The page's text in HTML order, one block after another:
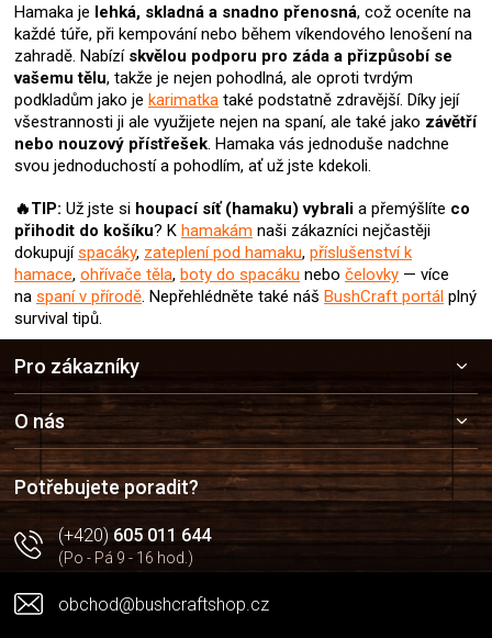
y
v
ý
p
i
s
u
Hamaka je lehká, skladná a snadno přenosná, což oceníte na
každé túře, při kempování nebo během víkendového lenošení na
zahradě. Nabízí skvělou podporu pro záda a přizpůsobí se
vašemu tělu, takže je nejen pohodlná, ale oproti tvrdým
podkladům jako je karimatka také podstatně zdravější. Díky její
všestrannosti ji ale využijete nejen na spaní, ale také jako závětří
nebo nouzový přístřešek. Hamaka vás jednoduše nadchne
svou jednoduchostí a pohodlím, ať už jste kdekoli.
🔥TIP: Už jste si houpací síť (hamaku)vybrali a přemýšlíte co
přihodit do košíku? K hamakám naši zákazníci nejčastěji
dokupujíspacáky, zateplení pod hamaku, příslušenství k
hamace, ohřívače těla, boty do spacáku nebo čelovky — více
na spaní v přírodě. Nepřehlédněte také náš BushCraft portál plný
survival tipů.
a
t
í
Pro zákazníky
O nás
Potřebujete poradit?
(+420)605 011 644
(Po - Pá 9 - 16 hod.)
obchod@bushcraftshop.cz